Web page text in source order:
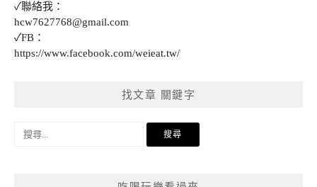
✓聯絡我：
hcw7627768@gmail.com
✓FB：
https://www.facebook.com/weieat.tw/
找文章 關鍵字
搜